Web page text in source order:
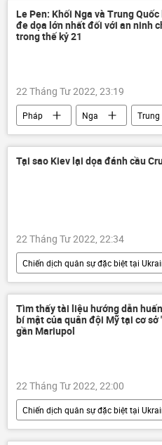
Le Pen: Khối Nga và Trung
đe dọa lớn nhất đối với an ninh
trong thế kỷ 21
22 Tháng Tư 2022, 23:19
Pháp Nga
Trung
cuộc bầu cử tổng thống
Chính trị
Tại sao Kiev lại dọa đánh cầu
22 Tháng Tư 2022, 22:34
Chiến dịch quân sự đặc biệt tại
DNR
LNR
Cuộc khủng hoảng ở Ukraina
Donbass
Donetsk
Tìm thấy tài liệu hướng dẫn
bí mật của quân đội Mỹ tại cơ sở
gần Mariupol
22 Tháng Tư 2022, 22:00
Chiến dịch quân sự đặc biệt tại
Nga
Vladimir Putin